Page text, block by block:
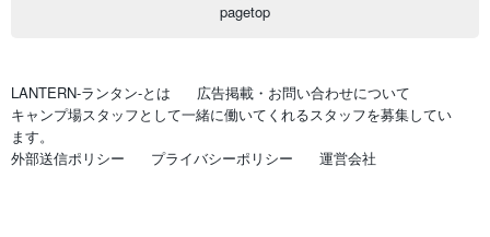
pagetop
LANTERN-ランタン-とは
広告掲載・お問い合わせについて
キャンプ場スタッフとして一緒に働いてくれるスタッフを募集してい
ます。
外部送信ポリシー
プライバシーポリシー 運営会社